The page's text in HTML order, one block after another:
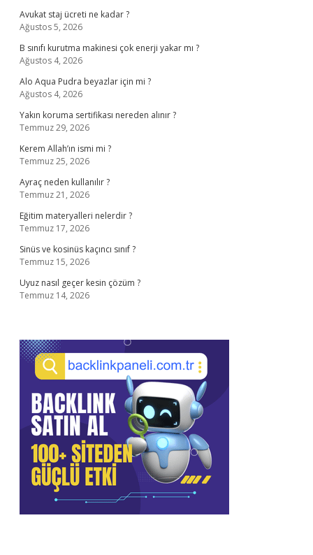
Avukat staj ücreti ne kadar ?
Ağustos 5, 2026
B sınıfı kurutma makinesi çok enerji yakar mı ?
Ağustos 4, 2026
Alo Aqua Pudra beyazlar için mi ?
Ağustos 4, 2026
Yakın koruma sertifikası nereden alınır ?
Temmuz 29, 2026
Kerem Allah’ın ismi mi ?
Temmuz 25, 2026
Ayraç neden kullanılır ?
Temmuz 21, 2026
Eğitim materyalleri nelerdir ?
Temmuz 17, 2026
Sinüs ve kosinüs kaçıncı sınıf ?
Temmuz 15, 2026
Uyuz nasıl geçer kesin çözüm ?
Temmuz 14, 2026